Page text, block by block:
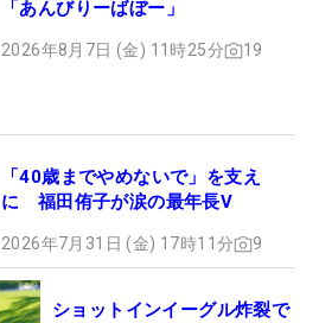
「あんびりーばぼー」
2026年8月7日 (金) 11時25分 19
「40歳までやめないで」を支え
に 福田侑子が涙の最年長V
2026年7月31日 (金) 17時11分 9
ショットインイーグル炸裂で